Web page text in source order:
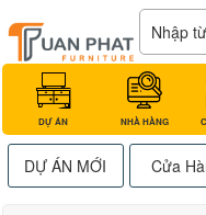
DỰ ÁN NHÀ HÀNG
DỰ ÁN MỚI Cửa